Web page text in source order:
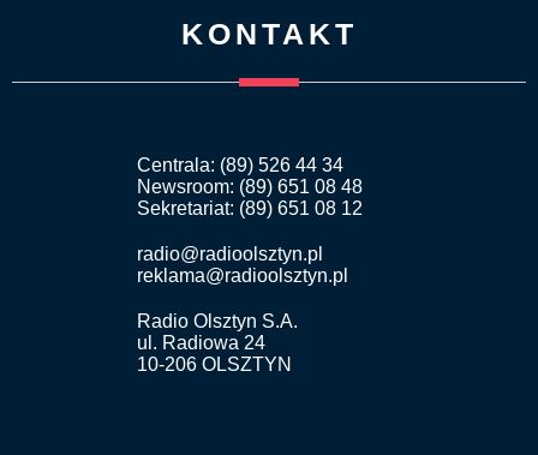
KONTAKT
Centrala: (89) 526 44 34
Newsroom: (89) 651 08 48
Sekretariat: (89) 651 08 12
radio@radioolsztyn.pl
reklama@radioolsztyn.pl
Radio Olsztyn S.A.
ul. Radiowa 24
10-206 OLSZTYN